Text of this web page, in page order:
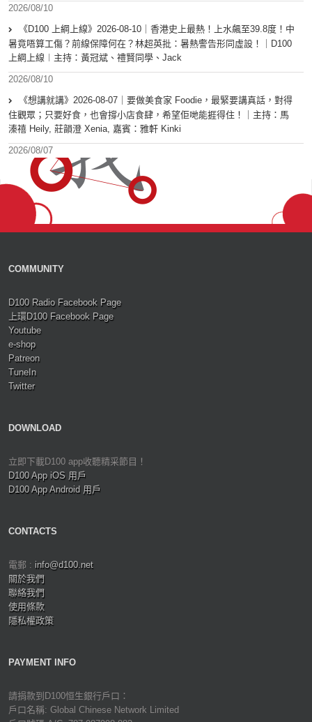
2026/08/10
《D100 上綱上線》2026-08-10｜香港史上最熱！上水飆至39.8度！中
暑竟唔算工傷？前線保障何在？林超英批：暑熱警告形同虛設！｜D100
上綱上線︱主持：黃冠斌、禮賢同學、Jack
2026/08/10
《想講就講》2026-08-07｜要做美食家 Foodie，最緊要講真話，對得
住觀眾；只要好食，也會撐小店食肆，希望佢哋能捱得住！｜主持：馬
溱禧 Heily, 莊韻澄 Xenia, 嘉賓：雅軒 Kinki
2026/08/07
COMMUNITY
D100 Radio Facebook Page
上環D100 Facebook Page
Youtube
e-shop
Patreon
TuneIn
Twitter
DOWNLOAD
立即下載D100 app收聽精采節目！
D100 App iOS 用戶
D100 App Android 用戶
CONTACTS
電郵 : info@d100.net
關於我們
聯絡我們
使用條款
隱私權政策
PAYMENT INFO
請捐款到D100恒生銀行戶口：
戶口名稱: Global Chinese Network Limited